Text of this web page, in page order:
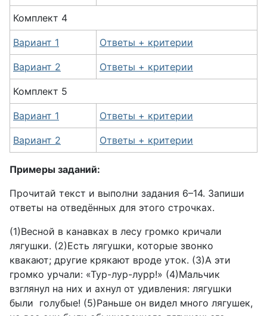
Комплект 4
Вариант 1 Ответы + критерии
Вариант 2 Ответы + критерии
Комплект 5
Вариант 1 Ответы + критерии
Вариант 2 Ответы + критерии
Примеры заданий:
Прочитай текст и выполни задания 6–14. Запиши
ответы на отведённых для этого строчках.
(1)Весной в канавках в лесу громко кричали
лягушки. (2)Есть лягушки, которые звонко
квакают; другие крякают вроде уток. (3)А эти
громко урчали: «Тур-лур-лурр!» (4)Мальчик
взглянул на них и ахнул от удивления: лягушки
были голубые! (5)Раньше он видел много лягушек,